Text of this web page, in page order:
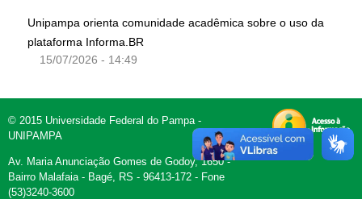
Unipampa orienta comunidade acadêmica sobre o uso da
plataforma Informa.BR
15/07/2026 - 14:49
© 2015 Universidade Federal do Pampa -
UNIPAMPA
Av. Maria Anunciação Gomes de Godoy, 1650 -
Bairro Malafaia - Bagé, RS - 96413-172 - Fone
(53)3240-3600